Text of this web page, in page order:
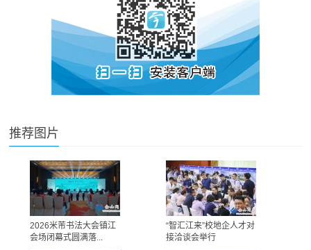
推荐图片
2026米芾书法大会镇江
会场闭幕式圆满落...
“智汇江来”校地企人才对
接洽谈会举行